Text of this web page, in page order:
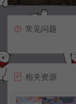
常见问题
相关资源